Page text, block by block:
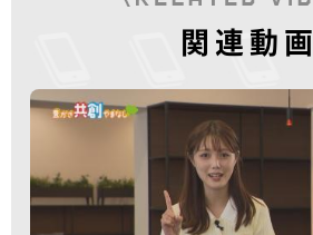
関連動画